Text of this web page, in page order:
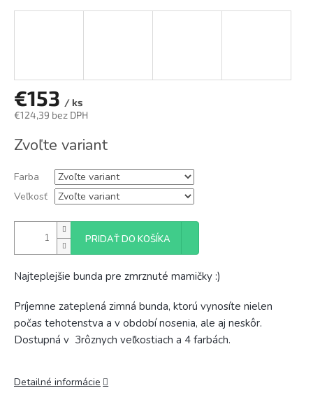
€153 / ks
€124,39 bez DPH
cena:
Zvoľte variant
Farba
Veľkosť
PRIDAŤ DO KOŠÍKA
Najteplejšie bunda pre zmrznuté mamičky :)
Príjemne zateplená zimná bunda, ktorú vynosíte nielen
počas tehotenstva a v období nosenia, ale aj neskôr.
Dostupná v 3rôznych veľkostiach a 4 farbách.
Detailné informácie